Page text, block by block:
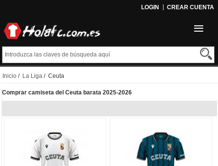
LOGIN CREAR CUENTA
Inicio / La Liga / Ceuta
Comprar camiseta del Ceuta barata 2025-2026